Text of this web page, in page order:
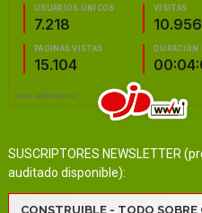
SUSCRIPTORES NEWSLETTER
auditado disponible):